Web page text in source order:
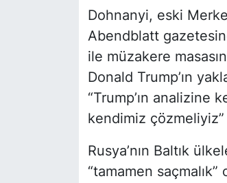
Dohnanyi, eski
Abendblatt
ile müzakere
Donald Trump’ın
“Trump’ın analizine
kendimiz
Rusya’nın Baltık
“tamamen